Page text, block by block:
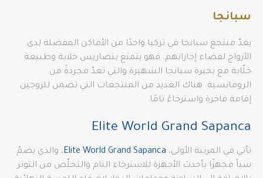
سبانجا
يعدّ منتجع سبانجا في تركيا واحدًا من الأماكن المفضلة لدى
الأزواج لقضاء إجازاتهم. فهو يتمتع بتضاريس خلابة وطبيعة
خلّابة مع بحيرة سبانجا الشهيرة والتي تعدّ مجردةً من
الرومانسية. هناك العديد من المنتجعات التي تضمن للزوجين
إقامة فاخرة واسترخاءً تامًا.
Elite World Grand Sapanca
تأتي في المرتبة الأولى، Elite World Grand Sapanca، والذي يضمّ
سباً مجهزًا بأحدث الأجهزة للاسترخاء التام والتخلّص من التوتر